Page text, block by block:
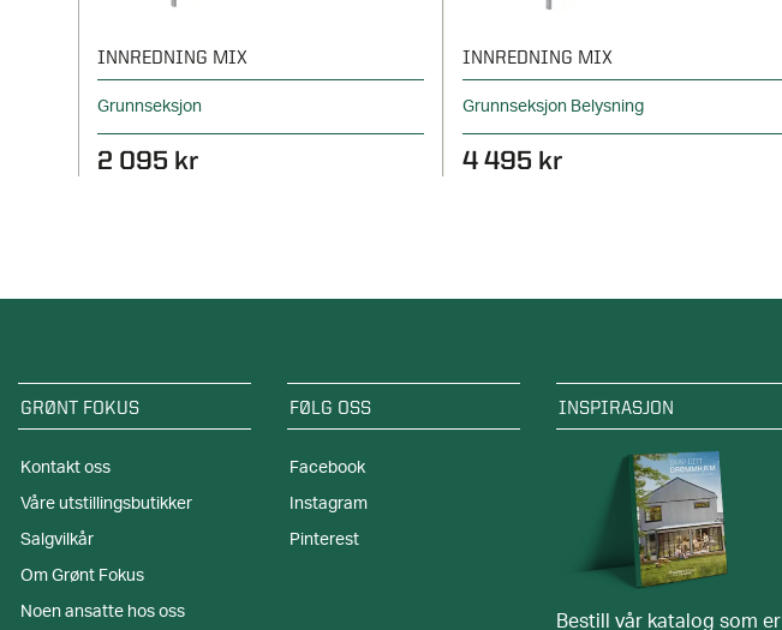
INNREDNING MIX
Grunnseksjon
2 095 kr
INNREDNING MIX
Grunnseksjon Belysning
4 495 kr
GRØNT FOKUS
Kontakt oss
Våre utstillingsbutikker
Salgvilkår
Om Grønt Fokus
Noen ansatte hos oss
FØLG OSS
Facebook
Instagram
Pinterest
INSPIRASJON
Bestill vår katalog som er